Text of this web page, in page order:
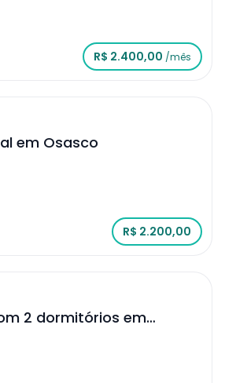
R$ 2.400,00 /mês
em Osasco
R$ 2.200,00
2 dormitórios em